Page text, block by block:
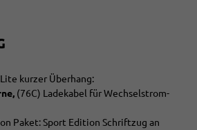
kurzer Überhang:
(76C) Ladekabel für Wechselstrom-
Paket: Sport Edition Schriftzug an